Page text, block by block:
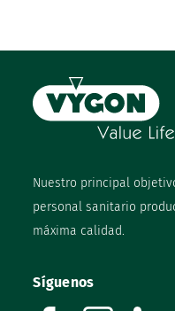
Nuestro principal
personal sanitario
máxima calidad.
Síguenos